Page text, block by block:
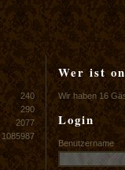
240
290
2077
1085987
Wer ist
Wir haben 16
Login
Benutzername